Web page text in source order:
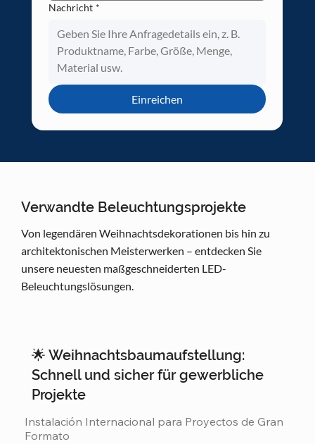
Nachricht *
Einreichen
Verwandte Beleuchtungsprojekte
Von legendären Weihnachtsdekorationen bis hin zu
architektonischen Meisterwerken – entdecken Sie
unsere neuesten maßgeschneiderten LED-
Beleuchtungslösungen.
🌟 Weihnachtsbaumaufstellung:
Schnell und sicher für gewerbliche
Projekte
Instalación Internacional para Proyectos de Gran
Formato